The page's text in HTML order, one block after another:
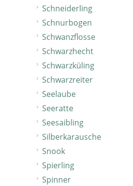
Schneiderling
Schnurbogen
Schwanzflosse
Schwarzhecht
Schwarzküling
Schwarzreiter
Seelaube
Seeratte
Seesaibling
Silberkarausche
Snook
Spierling
Spinner